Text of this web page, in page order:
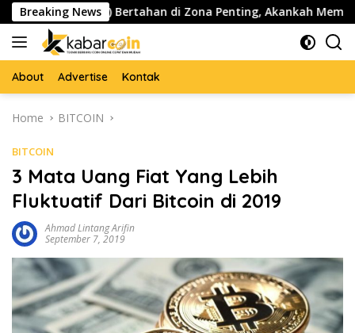
Skip
to
content
Breaking News
($PEPE) Bertahan di Zona Penting, Akankah Memicu Lonjakan
About Advertise Kontak
Home BITCOIN
BITCOIN
3 Mata Uang Fiat Yang Lebih
Fluktuatif Dari Bitcoin di 2019
Ahmad Lintang Arifin
September 7, 2019